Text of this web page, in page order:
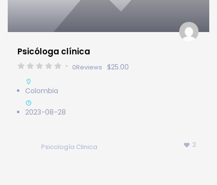
Psicóloga clínica
0Reviews $25.00
Colombia
2023-08-28
Psicología Clinica 2